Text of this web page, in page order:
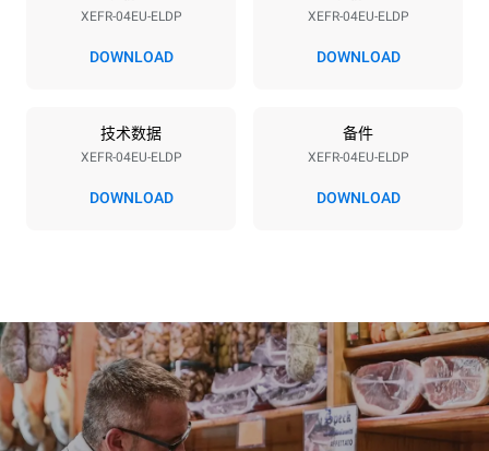
380-415V 3N~ / 220-240V
3~ / 220-240V 1~
6,9 kW
50 / 60 Hz 不包括
连接到的电网的能源组合；
通过选择购买由可再生能源
生产的能源，后者可以被消
除。Greenhouse Gas
Protocol
XEFR-04EU-ELDP
DOWNLOAD
XEFR-04EU-ELDP
DOWNLOAD
技术数据
XEFR-04EU-ELDP
DOWNLOAD
备件
XEFR-04EU-ELDP
DOWNLOAD